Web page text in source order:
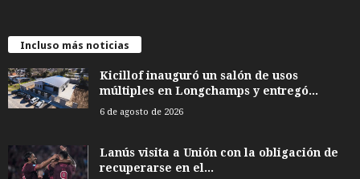
Incluso más noticias
Kicillof inauguró un salón de usos
múltiples en Longchamps y entregó...
6 de agosto de 2026
Lanús visita a Unión con la obligación de
recuperarse en el...